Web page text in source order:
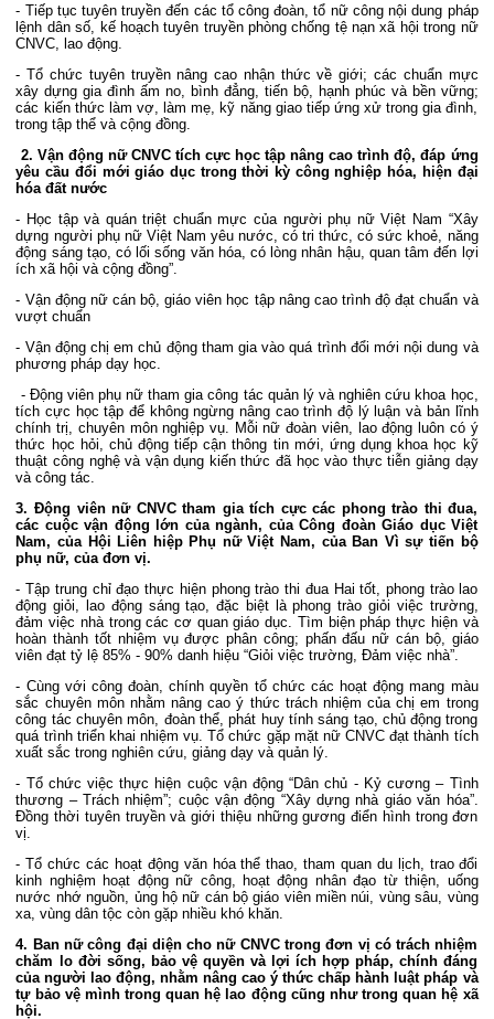
- Tiếp tục tuyên truyền đến các tổ công đoàn, tổ nữ công nội dung pháp
lệnh dân số, kế hoạch tuyên truyền phòng chống tệ nạn xã hội trong nữ
CNVC, lao động.
- Tổ chức tuyên truyền nâng cao nhận thức về giới; các chuẩn mực
xây dựng gia đình ấm no, bình đẳng, tiến bộ, hạnh phúc và bền vững;
các kiến thức làm vợ, làm mẹ, kỹ năng giao tiếp ứng xử trong gia đình,
trong tập thể và cộng đồng.
2. Vận động nữ CNVC tích cực học tập nâng cao trình độ, đáp ứng
yêu cầu đổi mới giáo dục trong thời kỳ công nghiệp hóa, hiện đại
hóa đất nước
- Học tập và quán triệt chuẩn mực của người phụ nữ Việt Nam “Xây
dựng người phụ nữ Việt Nam yêu nước, có tri thức, có sức khoẻ, năng
động sáng tạo, có lối sống văn hóa, có lòng nhân hậu, quan tâm đến lợi
ích xã hội và cộng đồng”.
- Vận động nữ cán bộ, giáo viên học tập nâng cao trình độ đạt chuẩn và
vượt chuẩn
- Vận động chị em chủ động tham gia vào quá trình đổi mới nội dung và
phương pháp dạy học.
- Động viên phụ nữ tham gia công tác quản lý và nghiên cứu khoa học,
tích cực học tập để không ngừng nâng cao trình độ lý luận và bản lĩnh
chính trị, chuyên môn nghiệp vụ. Mỗi nữ đoàn viên, lao động luôn có ý
thức học hỏi, chủ động tiếp cận thông tin mới, ứng dụng khoa học kỹ
thuật công nghệ và vận dụng kiến thức đã học vào thực tiễn giảng dạy
và công tác.
3. Động viên nữ CNVC tham gia tích cực các phong trào thi đua,
các cuộc vận động lớn của ngành, của Công đoàn Giáo dục Việt
Nam, của Hội Liên hiệp Phụ nữ Việt Nam, của Ban Vì sự tiến bộ
phụ nữ, của đơn vị.
- Tập trung chỉ đạo thực hiện phong trào thi đua Hai tốt, phong trào lao
động giỏi, lao động sáng tạo, đặc biệt là phong trào giỏi việc trường,
đảm việc nhà trong các cơ quan giáo dục. Tìm biện pháp thực hiện và
hoàn thành tốt nhiệm vụ được phân công; phấn đấu nữ cán bộ, giáo
viên đạt tỷ lệ 85% - 90% danh hiệu “Giỏi việc trường, Đảm việc nhà”.
- Cùng với công đoàn, chính quyền tổ chức các hoạt động mang màu
sắc chuyên môn nhằm nâng cao ý thức trách nhiệm của chị em trong
công tác chuyên môn, đoàn thể, phát huy tính sáng tạo, chủ động trong
quá trình triển khai nhiệm vụ. Tổ chức gặp mặt nữ CNVC đạt thành tích
xuất sắc trong nghiên cứu, giảng dạy và quản lý.
- Tổ chức việc thực hiện cuộc vận động “Dân chủ - Kỷ cương – Tình
thương – Trách nhiệm”; cuộc vận động “Xây dựng nhà giáo văn hóa”.
Đồng thời tuyên truyền và giới thiệu những gương điển hình trong đơn
vị.
- Tổ chức các hoạt động văn hóa thể thao, tham quan du lịch, trao đổi
kinh nghiệm hoạt động nữ công, hoạt động nhân đạo từ thiện, uống
nước nhớ nguồn, ủng hộ nữ cán bộ giáo viên miền núi, vùng sâu, vùng
xa, vùng dân tộc còn gặp nhiều khó khăn.
4. Ban nữ công đại diện cho nữ CNVC trong đơn vị có trách nhiệm
chăm lo đời sống, bảo vệ quyền và lợi ích hợp pháp, chính đáng
của người lao động, nhằm nâng cao ý thức chấp hành luật pháp và
tự bảo vệ mình trong quan hệ lao động cũng như trong quan hệ xã
hội.